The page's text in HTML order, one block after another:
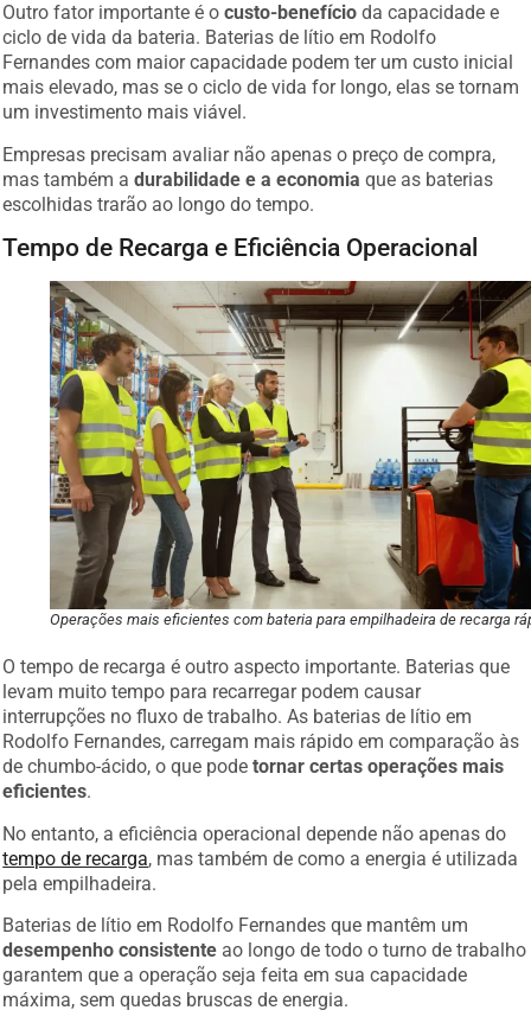
Outro fator importante é ocusto-benefício da capacidade e
ciclo de vida da bateria. Baterias de lítio em Rodolfo
Fernandes com maior capacidade podem ter um custo inicial
mais elevado, mas se o ciclo de vida for longo, elas se tornam
um investimento mais viável.
Empresas precisam avaliar não apenas o preço de compra,
mas também adurabilidade e a economia que as baterias
escolhidas trarão ao longo do tempo.
Tempo de Recarga e Eficiência Operacional
Operações mais eficientes com bateria para empilhadeira de recarga
O tempo de recarga é outro aspecto importante. Baterias que
levam muito tempo para recarregar podem causar
interrupções no fluxo de trabalho. As baterias de lítio em
Rodolfo Fernandes, carregam mais rápido em comparação às
de chumbo-ácido, o que podetornar certas operações mais
eficientes.
No entanto, a eficiência operacional depende não apenas do
tempo de recarga, mas também de como a energia é utilizada
pela empilhadeira.
Baterias de lítio em Rodolfo Fernandes que mantêm um
desempenho consistente ao longo de todo o turno de trabalho
garantem que a operação seja feita em sua capacidade
máxima, sem quedas bruscas de energia.